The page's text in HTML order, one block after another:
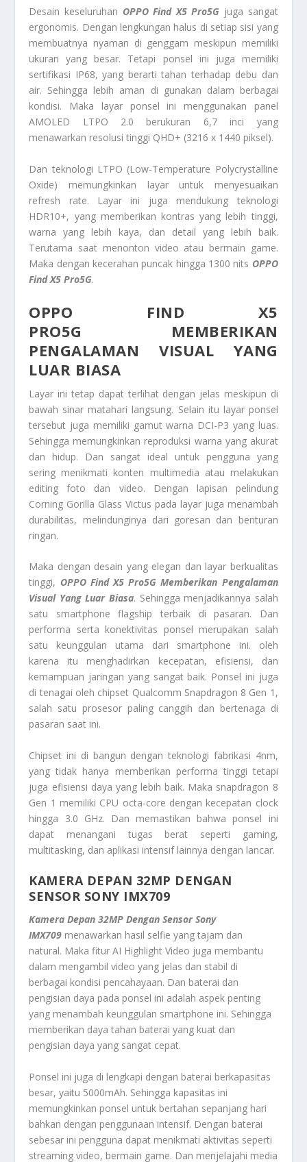
Desain keseluruhan OPPO Find X5 Pro5G juga sangat
ergonomis. Dengan lengkungan halus di setiap sisi yang
membuatnya nyaman di genggam meskipun memiliki
ukuran yang besar. Tetapi ponsel ini juga memiliki
sertifikasi IP68, yang berarti tahan terhadap debu dan
air. Sehingga lebih aman di gunakan dalam berbagai
kondisi. Maka layar ponsel ini menggunakan panel
AMOLED LTPO 2.0 berukuran 6,7 inci yang
menawarkan resolusi tinggi QHD+ (3216 x 1440 piksel).
Dan teknologi LTPO (Low-Temperature Polycrystalline
Oxide) memungkinkan layar untuk menyesuaikan
refresh rate. Layar ini juga mendukung teknologi
HDR10+, yang memberikan kontras yang lebih tinggi,
warna yang lebih kaya, dan detail yang lebih baik.
Terutama saat menonton video atau bermain game.
Maka dengan kecerahan puncak hingga 1300 nits OPPO
Find X5 Pro5G.
OPPO FIND X5
PRO5G
MEMBERIKAN
PENGALAMAN VISUAL YANG
LUAR BIASA
Layar ini tetap dapat terlihat dengan jelas meskipun di
bawah sinar matahari langsung. Selain itu layar ponsel
tersebut juga memiliki gamut warna DCI-P3 yang luas.
Sehingga memungkinkan reproduksi warna yang akurat
dan hidup. Dan sangat ideal untuk pengguna yang
sering menikmati konten multimedia atau melakukan
editing foto dan video. Dengan lapisan pelindung
Corning Gorilla Glass Victus pada layar juga menambah
durabilitas, melindunginya dari goresan dan benturan
ringan.
Maka dengan desain yang elegan dan layar berkualitas
tinggi, OPPO Find X5 Pro5G Memberikan Pengalaman
Visual Yang Luar Biasa. Sehingga menjadikannya salah
satu smartphone flagship terbaik di pasaran. Dan
performa serta konektivitas ponsel merupakan salah
satu keunggulan utama dari smartphone ini. oleh
karena itu menghadirkan kecepatan, efisiensi, dan
kemampuan jaringan yang sangat baik. Ponsel ini juga
di tenagai oleh chipset Qualcomm Snapdragon 8 Gen 1,
salah satu prosesor paling canggih dan bertenaga di
pasaran saat ini.
Chipset ini di bangun dengan teknologi fabrikasi 4nm,
yang tidak hanya memberikan performa tinggi tetapi
juga efisiensi daya yang lebih baik. Maka snapdragon 8
Gen 1 memiliki CPU octa-core dengan kecepatan clock
hingga 3.0 GHz. Dan memastikan bahwa ponsel ini
dapat menangani tugas berat seperti gaming,
multitasking, dan aplikasi intensif lainnya dengan lancar.
KAMERA DEPAN 32MP DENGAN
SENSOR SONY IMX709
Kamera Depan 32MP Dengan Sensor Sony
IMX709 menawarkan hasil selfie yang tajam dan
natural. Maka fitur AI Highlight Video juga membantu
dalam mengambil video yang jelas dan stabil di
berbagai kondisi pencahayaan. Dan baterai dan
pengisian daya pada ponsel ini adalah aspek penting
yang menambah keunggulan smartphone ini. Sehingga
memberikan daya tahan baterai yang kuat dan
pengisian daya yang sangat cepat.
Ponsel ini juga di lengkapi dengan baterai berkapasitas
besar, yaitu 5000mAh. Sehingga kapasitas ini
memungkinkan ponsel untuk bertahan sepanjang hari
bahkan dengan penggunaan intensif. Dengan baterai
sebesar ini pengguna dapat menikmati aktivitas seperti
streaming video, bermain game. Dan menjelajahi media